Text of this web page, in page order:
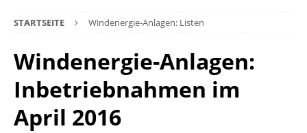
STARTSEITE Windenergie-Anlagen: Listen
Windenergie-Anlagen:
Inbetriebnahmen im
April 2016